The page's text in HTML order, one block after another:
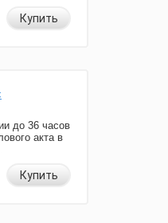
Купить
до 36 часов
акта в
Купить